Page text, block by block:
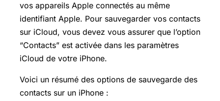
vos appareils Apple connectés au même
identifiant Apple. Pour sauvegarder vos contacts
sur iCloud, vous devez vous assurer que l’option
“Contacts” est activée dans les paramètres
iCloud de votre iPhone.
Voici un résumé des options de sauvegarde des
contacts sur un iPhone :